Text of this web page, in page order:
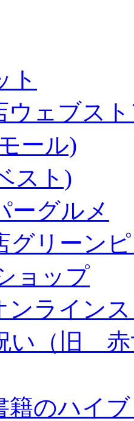
ト
ウェブス
ール)
スト)
ーグルメ
グリーン
ョップ
ンライン
い（旧 赤
籍のハイ